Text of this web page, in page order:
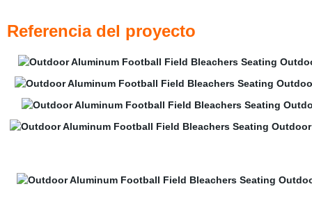
Referencia del